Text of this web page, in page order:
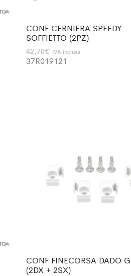
CONF.CERNIERA SPEEDY
SOFFIETTO (2PZ)
42,70€ IVA inclusa
37R019121
CONF.FINECORSA DADO
(2DX + 2SX)